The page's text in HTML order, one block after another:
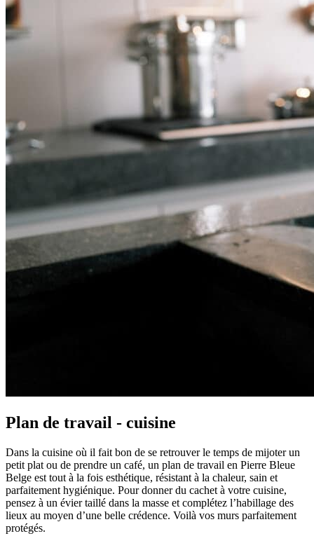
Plan de travail - cuisine
Dans la cuisine où il fait bon de se retrouver le temps de mijoter un
petit plat ou de prendre un café, un plan de travail en Pierre Bleue
Belge est tout à la fois esthétique, résistant à la chaleur, sain et
parfaitement hygiénique. Pour donner du cachet à votre cuisine,
pensez à un évier taillé dans la masse et complétez l’habillage des
lieux au moyen d’une belle crédence. Voilà vos murs parfaitement
protégés.